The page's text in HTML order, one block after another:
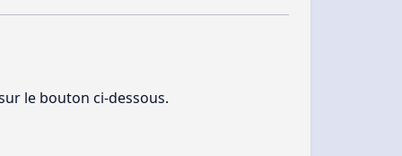
le bouton ci-dessous.